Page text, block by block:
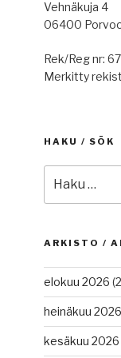
Vehnäkuja 4
06400
Rek/Reg nr:
Merkitty
HAKU / SÖK
ARKISTO /
elokuu 2026
heinäkuu 2026
kesäkuu 2026